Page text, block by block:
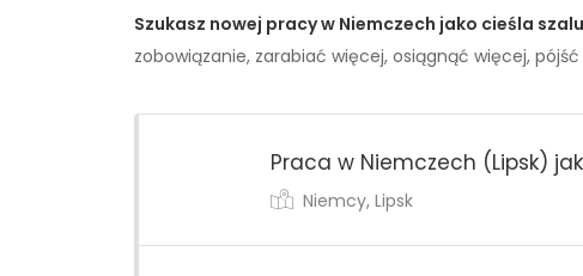
Szukasz nowej pracy w Niemczech jako cieśla
zobowiązanie, zarabiać więcej, osiągnąć więcej,
Praca w Niemczech (Lipsk)
Niemcy, Lipsk